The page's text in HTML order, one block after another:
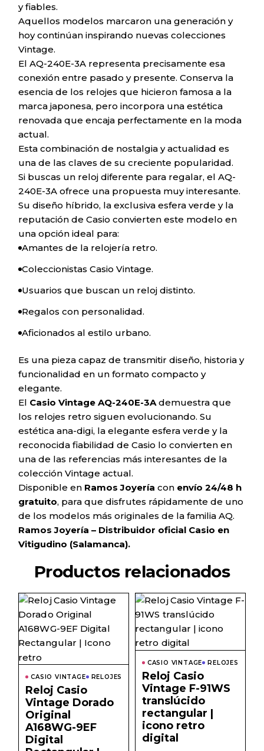
y fiables.
Aquellos modelos marcaron una generación y
hoy continúan inspirando nuevas colecciones
Vintage.
El AQ-240E-3A representa precisamente esa
conexión entre pasado y presente. Conserva la
esencia de los relojes que hicieron famosa a la
marca japonesa, pero incorpora una estética
renovada que encaja perfectamente en la moda
actual.
Esta combinación de nostalgia y actualidad es
una de las claves de su creciente popularidad.
Si buscas un reloj diferente para regalar, el AQ-
240E-3A ofrece una propuesta muy interesante.
Su diseño híbrido, la exclusiva esfera verde y la
reputación de Casio convierten este modelo en
una opción ideal para:
Amantes de la relojería retro.
Coleccionistas Casio Vintage.
Usuarios que buscan un reloj distinto.
Regalos con personalidad.
Aficionados al estilo urbano.
Es una pieza capaz de transmitir diseño, historia y
funcionalidad en un formato compacto y
elegante.
El Casio Vintage AQ-240E-3Ademuestra que
los relojes retro siguen evolucionando. Su
estética ana-digi, la elegante esfera verde y la
reconocida fiabilidad de Casio lo convierten en
una de las referencias más interesantes de la
colección Vintage actual.
Disponible en Ramos Joyería con envío 24/48 h
gratuito, para que disfrutes rápidamente de uno
de los modelos más originales de la familia AQ.
Ramos Joyería – Distribuidor oficial Casio en
Vitigudino (Salamanca).
Productos relacionados
CASIO VINTAGE RELOJES
Reloj Casio
Vintage Dorado
Original
A168WG-9EF
Digital
Este
Las
se
CASIO VINTAGE RELOJES
Reloj Casio
Vintage F-91WS
translúcido
rectangular |
icono retro
digital